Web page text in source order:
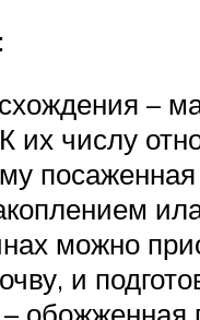
–
числу
можно
и